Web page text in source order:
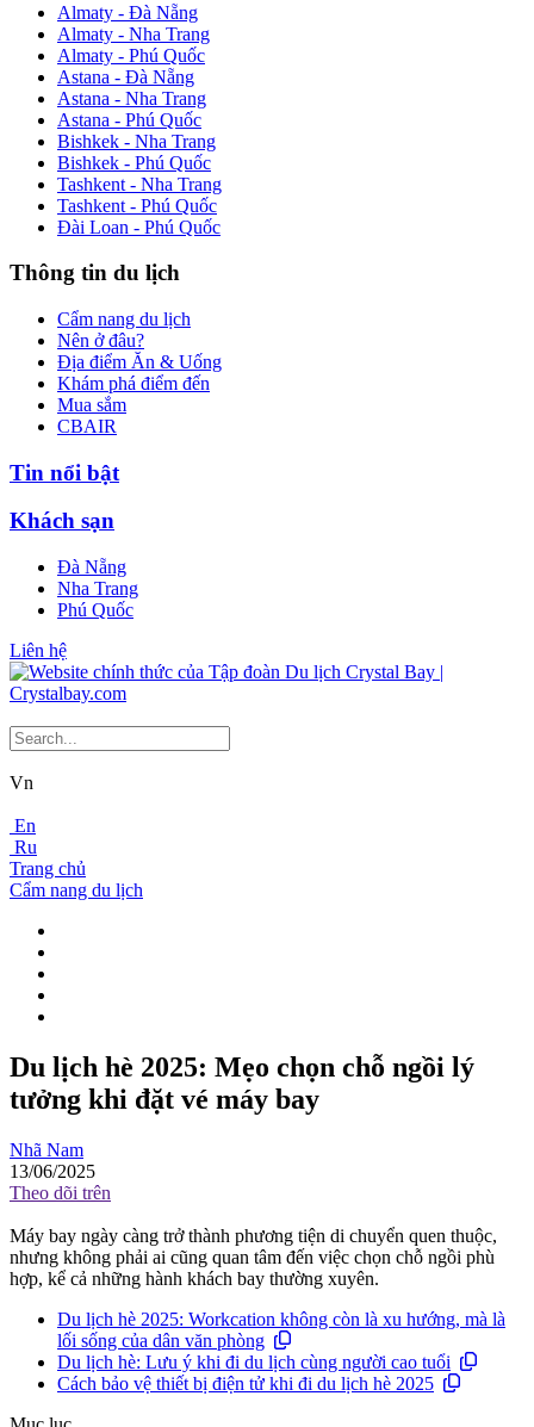
Almaty - Đà Nẵng
Almaty - Nha Trang
Almaty - Phú Quốc
Astana - Đà Nẵng
Astana - Nha Trang
Astana - Phú Quốc
Bishkek - Nha Trang
Bishkek - Phú Quốc
Tashkent - Nha Trang
Tashkent - Phú Quốc
Đài Loan - Phú Quốc
Thông tin du lịch
Cẩm nang du lịch
Nên ở đâu?
Địa điểm Ăn & Uống
Khám phá điểm đến
Mua sắm
CBAIR
Tin nổi bật
Khách sạn
Đà Nẵng
Nha Trang
Phú Quốc
Liên hệ
Vn
En
Ru
Trang chủ
Cẩm nang du lịch
Du lịch hè 2025: Mẹo chọn chỗ ngồi lý
tưởng khi đặt vé máy bay
Nhã Nam
13/06/2025
Theo dõi trên
Máy bay ngày càng trở thành phương tiện di chuyển quen thuộc,
nhưng không phải ai cũng quan tâm đến việc chọn chỗ ngồi phù
hợp, kể cả những hành khách bay thường xuyên.
Du lịch hè 2025: Workcation không còn là xu hướng, mà là
lối sống của dân văn phòng
Du lịch hè: Lưu ý khi đi du lịch cùng người cao tuổi
Cách bảo vệ thiết bị điện tử khi đi du lịch hè 2025